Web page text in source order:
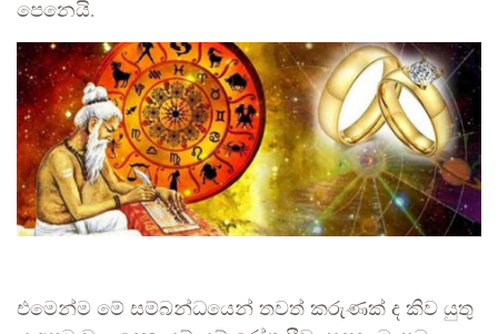
පෙනෙයි.
එමෙන්ම මේ සම්බන්ධයෙන් තවත් කරුණක් ද කිව යුතු